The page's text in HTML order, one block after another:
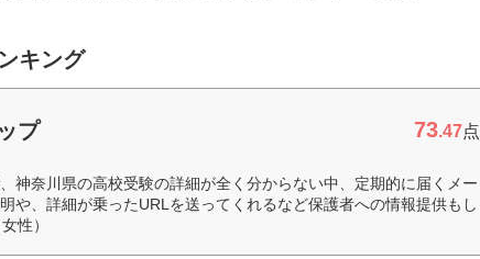
キング
プ 73.47点
神奈川県の高校受験の詳細が全く分からない中、定期的に届くメー
や、詳細が乗ったURLを送ってくれるなど保護者への情報提供もし
性）